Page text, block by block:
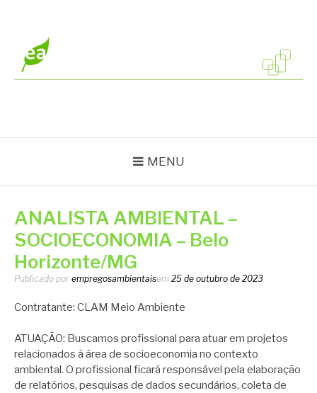
conteúdo
MENU
ANALISTA AMBIENTAL –
SOCIOECONOMIA – Belo
Horizonte/MG
Publicado por empregosambientaisem 25 de outubro de 2023
Contratante: CLAM Meio Ambiente
ATUAÇÃO: Buscamos profissional para atuar em projetos
relacionados à área de socioeconomia no contexto
ambiental. O profissional ficará responsável pela elaboração
de relatórios, pesquisas de dados secundários, coleta de